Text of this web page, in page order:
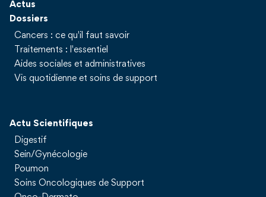
Actus
Dossiers
Cancers : ce qu'il faut savoir
Traitements : l'essentiel
Aides sociales et administratives
Vis quotidienne et soins de support
Actu Scientifiques
Digestif
Sein/Gynécologie
Poumon
Soins Oncologiques de Support